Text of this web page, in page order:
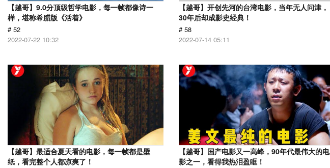
【越哥】9.0分顶级哲学电影，每一帧都像诗一
样，堪称希腊版《活着》
# 52
2022-07-22 10:32
【越哥】开创先河的台湾电影，当年无人问津，
30年后却成影史经典！
# 58
2022-07-14 05:11
【越哥】最适合夏天看的电影，每一帧都是壁
纸，看完整个人都凉爽了！
【越哥】国产电影又一高峰，90年代最伟大的电
影之一，看得我热泪盈眶！